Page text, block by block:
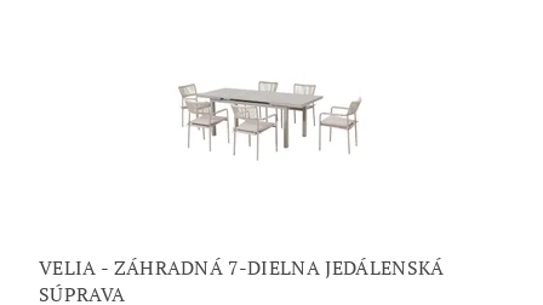
VELIA - ZÁHRADNÁ 7-DIELNA JEDÁLENSKÁ
SÚPRAVA